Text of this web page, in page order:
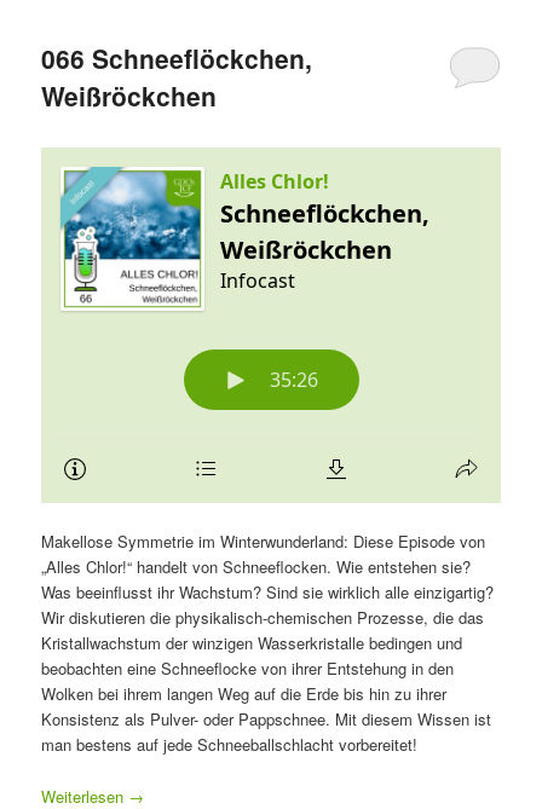
066 Schneeflöckchen,
Weißröckchen
Makellose Symmetrie im Winterwunderland: Diese Episode von
„Alles Chlor!“ handelt von Schneeflocken. Wie entstehen sie?
Was beeinflusst ihr Wachstum? Sind sie wirklich alle einzigartig?
Wir diskutieren die physikalisch-chemischen Prozesse, die das
Kristallwachstum der winzigen Wasserkristalle bedingen und
beobachten eine Schneeflocke von ihrer Entstehung in den
Wolken bei ihrem langen Weg auf die Erde bis hin zu ihrer
Konsistenz als Pulver- oder Pappschnee. Mit diesem Wissen ist
man bestens auf jede Schneeballschlacht vorbereitet!
Weiterlesen →